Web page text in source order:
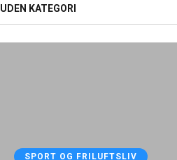
UDEN KATEGORI
SPORT OG FRILUFTSLIV